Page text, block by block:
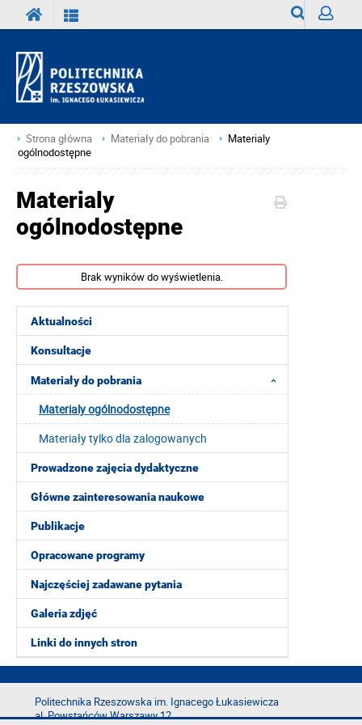
Strona główna Materiały do pobrania
Materialy
ogólnodostępne
Aktualności
Konsultacje
Materiały do pobrania
Materialy ogólnodostępne
Materiały tylko dla zalogowanych
Prowadzone zajęcia dydaktyczne
Główne zainteresowania naukowe
Publikacje
Opracowane programy
Najczęściej zadawane pytania
Galeria zdjęć
Linki do innych stron
Materialy
ogólnodostępne
Brak wyników do wyświetlenia.
Politechnika Rzeszowska im. Ignacego Łukasiewicza
al. Powstańców Warszawy 12